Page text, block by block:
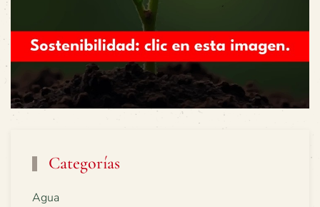
Categorías
Agua